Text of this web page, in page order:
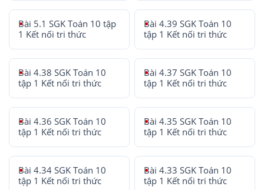
Bài 5.1 SGK Toán 10 tập
1 Kết nối tri thức
Bài 4.39 SGK Toán 10
tập 1 Kết nối tri thức
Bài 4.38 SGK Toán 10
tập 1 Kết nối tri thức
Bài 4.37 SGK Toán 10
tập 1 Kết nối tri thức
Bài 4.36 SGK Toán 10
tập 1 Kết nối tri thức
Bài 4.35 SGK Toán 10
tập 1 Kết nối tri thức
Bài 4.34 SGK Toán 10
tập 1 Kết nối tri thức
Bài 4.33 SGK Toán 10
tập 1 Kết nối tri thức